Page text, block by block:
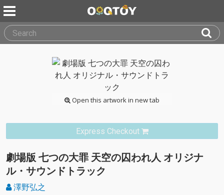
Open this artwork in new tab
Express Checkout
劇場版 七つの大罪 天空の囚われ人 オリジナ
ル・サウンドトラック
澤野弘之